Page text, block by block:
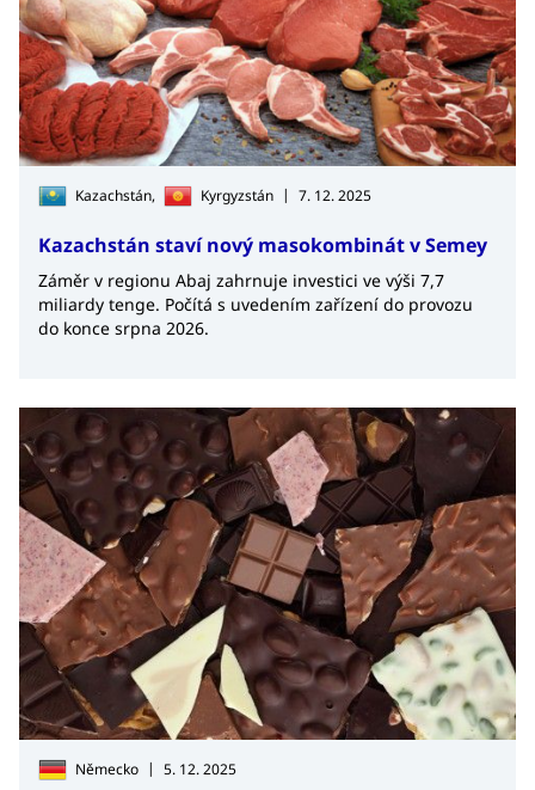
Kazachstán, Kyrgyzstán | 7. 12. 2025
Kazachstán staví nový masokombinát v Semey
Záměr v regionu Abaj zahrnuje investici ve výši 7,7
miliardy tenge. Počítá s uvedením zařízení do provozu
do konce srpna 2026.
Německo | 5. 12. 2025